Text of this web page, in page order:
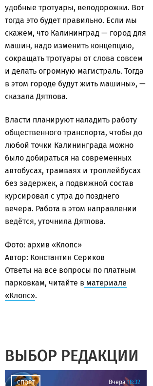
удобные тротуары, велодорожки. Вот
тогда это будет правильно. Если мы
скажем, что Калининград — город для
машин, надо изменить концепцию,
сокращать тротуары от слова совсем
и делать огромную магистраль. Тогда
в этом городе будут жить машины», —
сказала Дятлова.
Власти планируют наладить работу
общественного транспорта, чтобы до
любой точки Калининграда можно
было добираться на современных
автобусах, трамваях и троллейбусах
без задержек, а подвижной состав
курсировал с утра до позднего
вечера. Работа в этом направлении
ведётся, уточнила Дятлова.
Фото: архив «Клопс»
Автор: Константин Сериков
Ответы на все вопросы по платным
парковкам, читайте в материале
«Клопс».
ВЫБОР РЕДАКЦИИ
СПОРТ Вчера 18:32